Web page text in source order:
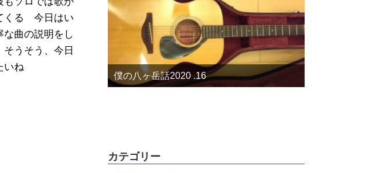
くる 今日はい
な曲の説明をし
うそう、今日
いね
僕の八ヶ岳話2020 .16
カテゴリー